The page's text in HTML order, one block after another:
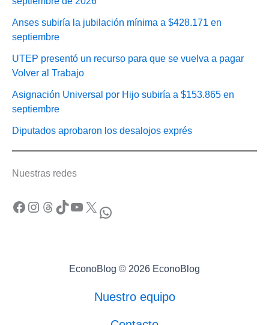
Anses subiría la jubilación mínima a $428.171 en
septiembre
UTEP presentó un recurso para que se vuelva a pagar
Volver al Trabajo
Asignación Universal por Hijo subiría a $153.865 en
septiembre
Diputados aprobaron los desalojos exprés
Nuestras redes
Facebook Instagram Threads TikTok YouTube X WhatsApp
EconoBlog © 2026 EconoBlog
Nuestro equipo